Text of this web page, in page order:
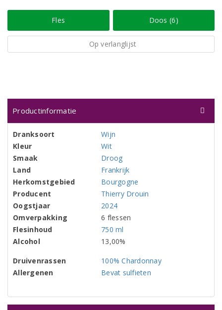
Fles Doos (6)
Op verlanglijst
Productinformatie
Dranksoort
Wijn
Kleur
Wit
Smaak
Droog
Land
Frankrijk
Herkomstgebied
Bourgogne
Producent
Thierry Drouin
Oogstjaar
2024
Omverpakking
6 flessen
Flesinhoud
750 ml
Alcohol
13,00%
Druivenrassen
100% Chardonnay
Allergenen
Bevat sulfieten